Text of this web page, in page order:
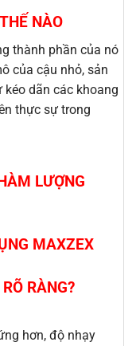
NÀO
thành phần của nó
của cậu nhỏ, sản
dãn các khoang
thực sự trong
LƯỢNG
MAXZEX
RÀNG?
hơn, độ nhạy